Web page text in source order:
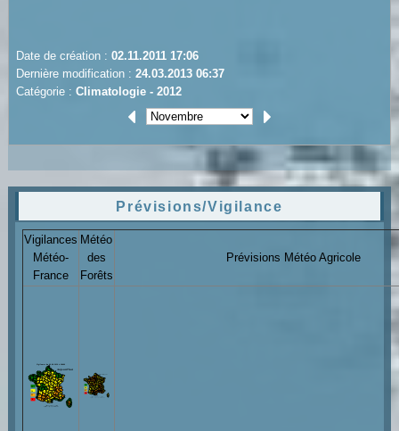
Date de création : 02.11.2011 17:06
Dernière modification : 24.03.2013 06:37
Catégorie : Climatologie - 2012
Prévisions/Vigilance
Vigilances
Météo-
France
Météo
des
Forêts
Prévisions Météo Agricole